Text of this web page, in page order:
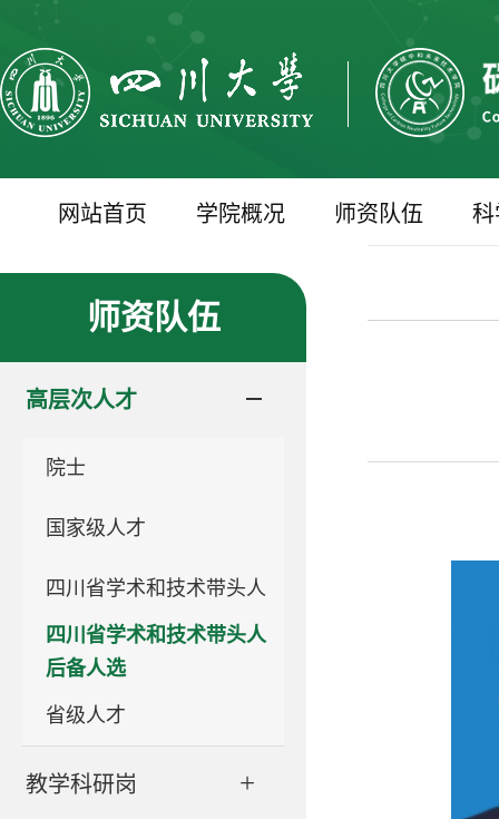
网站首页 学院概况 师资队伍 科
师资队伍
高层次人才
院士
国家级人才
四川省学术和技术带头人
四川省学术和技术带头人
后备人选
省级人才
教学科研岗 +